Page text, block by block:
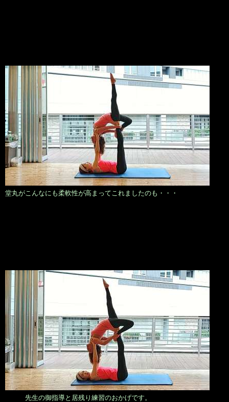
堂丸がこんなにも柔軟性が高まってこれましたのも・・・
先生の御指導と居残り練習のおかげです。